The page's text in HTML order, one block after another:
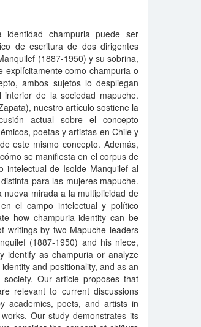
champuria puede ser
de escritura de dos dirigentes
(1887-1950) y su sobrina,
explícitamente como champuria o
ambos sujetos lo despliegan
de la sociedad mapuche.
nuestro artículo sostiene la
actual sobre el concepto
poetas y artistas en Chile y
este mismo concepto. Además,
se manifiesta en el corpus de
de Isolde Manquilef al
para las mujeres mapuche.
mirada a la multiplicidad de
el campo intelectual y político
how champuria identity can be
writings by two Mapuche leaders
(1887-1950) and his niece,
identify as champuria or analyze
and positionality, and as an
Our article proposes that
relevant to current discussions
academics, poets, and artists in
Our study demonstrates its